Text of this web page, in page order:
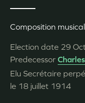
Composition
Election date 29
Predecessor
Elu Secrétaire
le 18 juillet 1914